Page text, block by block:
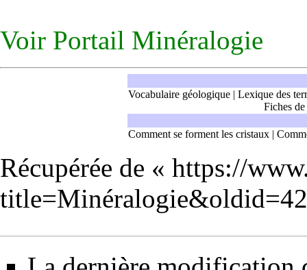
Voir Portail Minéralogie
Vocabulaire géologique| Lexique des
Fiches
Comment se forment les cristaux |
Récupérée de « https://